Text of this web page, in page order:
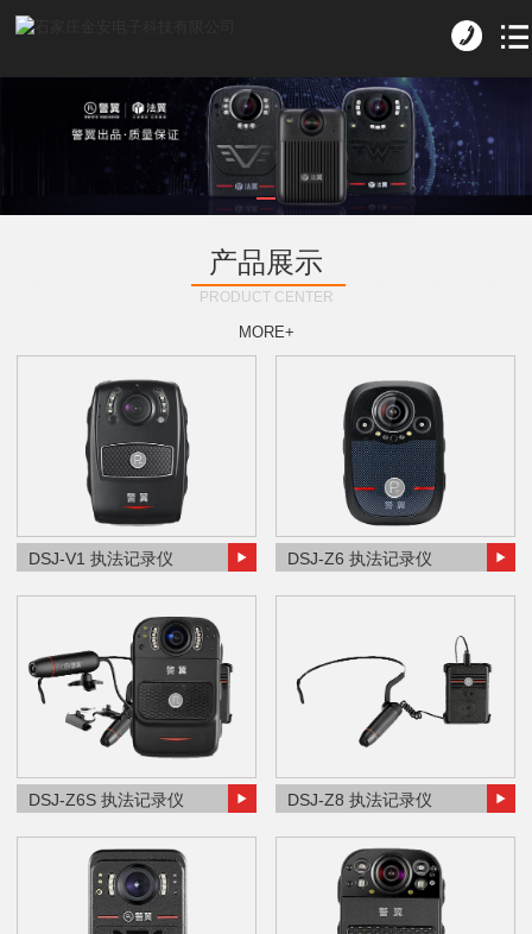
产品展示
PRODUCT CENTER
MORE+
DSJ-V1 执法记录仪 DSJ-Z6 执法记录仪
DSJ-Z6S 执法记录仪 DSJ-Z8 执法记录仪